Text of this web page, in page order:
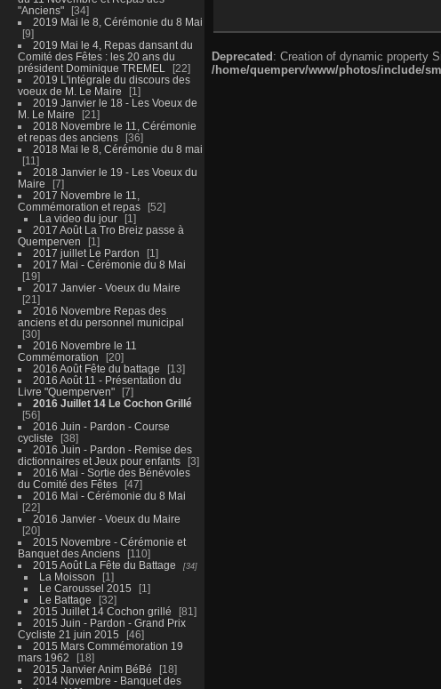
"Anciens"
34
2019 Mai le 8, Cérémonie du 8 Mai
9
2019 Mai le 4, Repas dansant du
Comité des Fêtes : les 20 ans du
président Dominique TREMEL
22
2019 L'intégrale du discours des
voeux de M. Le Maire
1
2019 Janvier le 18 - Les Voeux de
M. Le Maire
21
2018 Novembre le 11, Cérémonie
et repas des anciens
36
2018 Mai le 8, Cérémonie du 8 mai
11
2018 Janvier le 19 - Les Voeux du
Maire
7
2017 Novembre le 11,
Commémoration et repas
52
La video du jour
1
2017 Août La Tro Breiz passe à
Quemperven
1
2017 juillet Le Pardon
1
2017 Mai - Cérémonie du 8 Mai
19
2017 Janvier - Voeux du Maire
21
2016 Novembre Repas des
anciens et du personnel municipal
30
2016 Novembre le 11
Commémoration
20
2016 Août Fête du battage
13
2016 Août 11 - Présentation du
Livre "Quemperven"
7
2016 Juillet 14 Le Cochon Grillé
56
2016 Juin - Pardon - Course
cycliste
38
2016 Juin - Pardon - Remise des
dictionnaires et Jeux pour enfants
3
2016 Mai - Sortie des Bénévoles
du Comité des Fêtes
47
2016 Mai - Cérémonie du 8 Mai
22
2016 Janvier - Voeux du Maire
20
2015 Novembre - Cérémonie et
Banquet des Anciens
110
2015 Août La Fête du Battage
34
La Moisson
1
Le Caroussel 2015
1
Le Battage
32
2015 Juillet 14 Cochon grillé
81
2015 Juin - Pardon - Grand Prix
Cycliste 21 juin 2015
46
2015 Mars Commémoration 19
mars 1962
18
2015 Janvier Anim BéBé
18
2014 Novembre - Banquet des
Deprecated: Creation of dynamic property
/home/quemperv/www/photos/include/